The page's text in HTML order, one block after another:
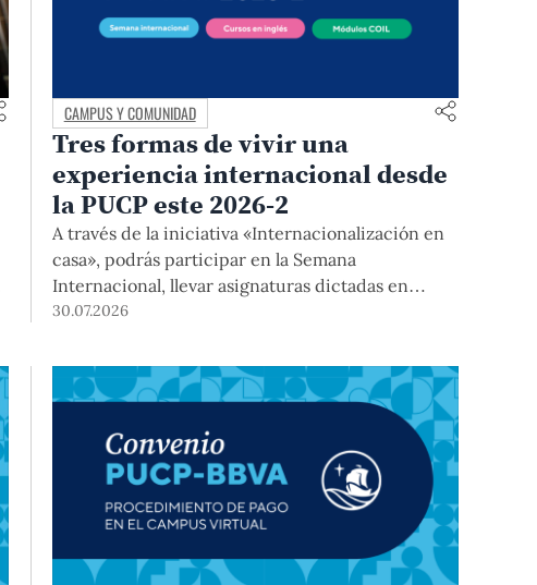
CAMPUS Y COMUNIDAD
Tres formas de vivir una
experiencia internacional desde
la PUCP este 2026-2
A través de la iniciativa «Internacionalización en
casa», podrás participar en la Semana
Internacional, llevar asignaturas dictadas en
inglés, y acceder a módulos COIL junto con
extranjeras. La inscripción se realizará del 4 al 6
de agosto mediante el Campus Virtual, durante la
30.07.2026